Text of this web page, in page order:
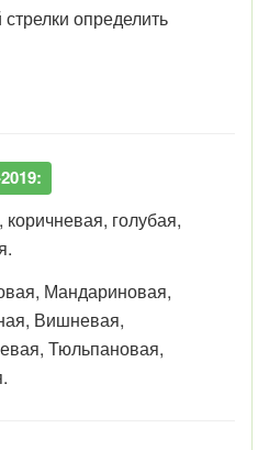
определить
голубая,
Мандариновая,
Вишневая,
Тюльпановая,